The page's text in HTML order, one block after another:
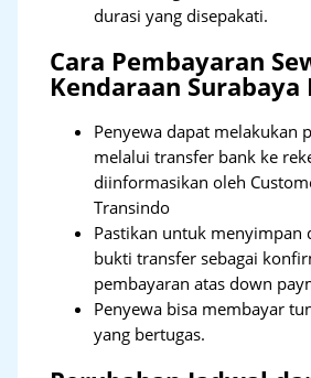
durasi yang disepakati.
Cara Pembayaran
Kendaraan Surabaya
Penyewa dapat melakukan
melalui transfer bank ke
diinformasikan oleh
Transindo
Pastikan untuk menyimpan
bukti transfer sebagai
pembayaran atas down
Penyewa bisa membayar
yang bertugas.